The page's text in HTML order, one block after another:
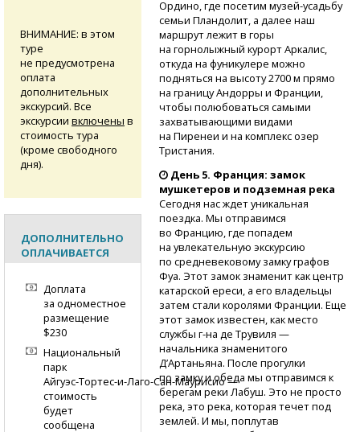
Ордино, где посетим музей-усадьбу
семьи Пландолит, а далее наш
маршрут лежит в горы
на горнолыжный курорт Аркалис,
откуда на фуникулере можно
подняться на высоту 2700 м прямо
на границу Андорры и Франции,
чтобы полюбоваться самыми
захватывающими видами
на Пиренеи и на комплекс озер
Тристания.
День 5. Франция: замок
мушкетеров и подземная река
Сегодня нас ждет уникальная
поездка. Мы отправимся
во Францию, где попадем
на увлекательную экскурсию
по средневековому замку графов
Фуа. Этот замок знаменит как центр
катарской ереси, а его владельцы
затем стали королями Франции. Еще
этот замок известен, как место
службы г-на де Трувиля —
начальника знаменитого
Д’Артаньяна. После прогулки
по замку и обеда мы отправимся к
берегам реки Лабуш. Это не просто
река, это река, которая течет под
землей. И мы, поплутав
ВНИМАНИЕ: в этом
туре
не предусмотрена
оплата
дополнительных
экскурсий. Все
экскурсии включены в
стоимость тура
(кроме свободного
дня).
ДОПОЛНИТЕЛЬНО
ОПЛАЧИВАЕТСЯ
Доплата
за одноместное
размещение
$230
Национальный
парк
Айгуэс-Тортес-и-Лаго-Сан-Маурисио—
стоимость
будет
сообщена